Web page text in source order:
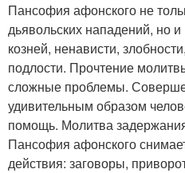
Пансофия афонского не
дьявольских нападений, но и
козней, ненависти,
подлости. Прочтение
сложные проблемы.
удивительным образом
помощь. Молитва
Пансофия афонского
действия: заговоры,